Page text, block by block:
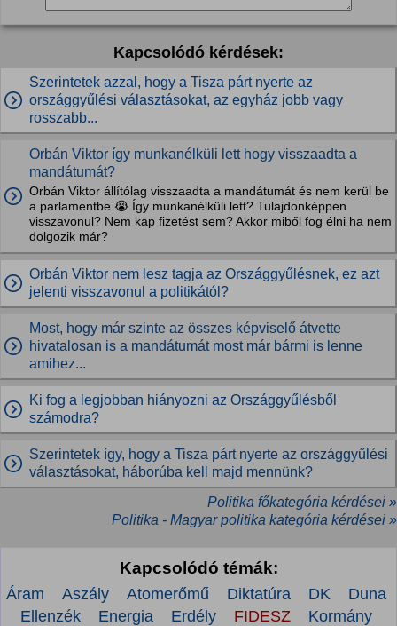
Kapcsolódó kérdések:
Szerintetek azzal, hogy a Tisza párt nyerte az
országgyűlési választásokat, az egyház jobb vagy
rosszabb...
Orbán Viktor így munkanélküli lett hogy visszaadta a
mandátumát?
Orbán Viktor állítólag visszaadta a mandátumát és nem kerül be
a parlamentbe 😭 Így munkanélküli lett? Tulajdonképpen
visszavonul? Nem kap fizetést sem? Akkor miből fog élni ha nem
dolgozik már?
Orbán Viktor nem lesz tagja az Országgyűlésnek, ez azt
jelenti visszavonul a politikától?
Most, hogy már szinte az összes képviselő átvette
hivatalosan is a mandátumát most már bármi is lenne
amihez...
Ki fog a legjobban hiányozni az Országgyűlésből
számodra?
Szerintetek így, hogy a Tisza párt nyerte az országgyűlési
választásokat, háborúba kell majd mennünk?
Politika főkategória kérdései »
Politika - Magyar politika kategória kérdései »
Kapcsolódó témák:
Áram Aszály Atomerőmű Diktatúra DK
Duna
Ellenzék
Energia Erdély FIDESZ
Kormány